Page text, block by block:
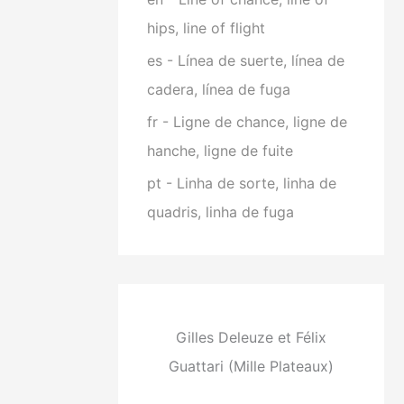
hips, line of flight
es - Línea de suerte, línea de
cadera, línea de fuga
fr - Ligne de chance, ligne de
hanche, ligne de fuite
pt - Linha de sorte, linha de
quadris, linha de fuga
Gilles Deleuze et Félix
Guattari (Mille Plateaux)